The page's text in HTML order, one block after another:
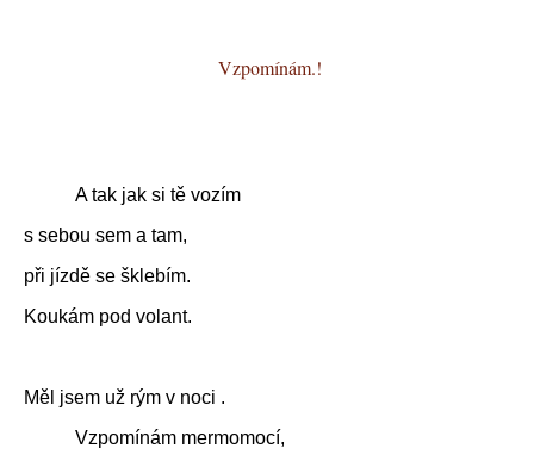
Vzpomínám.!
A tak jak si tě vozím
s sebou sem a tam,
při jízdě se šklebím.
Koukám pod volant.
Měl jsem už rým v noci .
Vzpomínám mermomocí,